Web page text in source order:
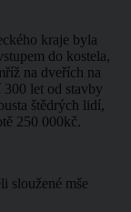
kraje byla
do kostela,
na dveřích na
let od stavby
štědrých lidí,
250 000kč.
sloužené mše